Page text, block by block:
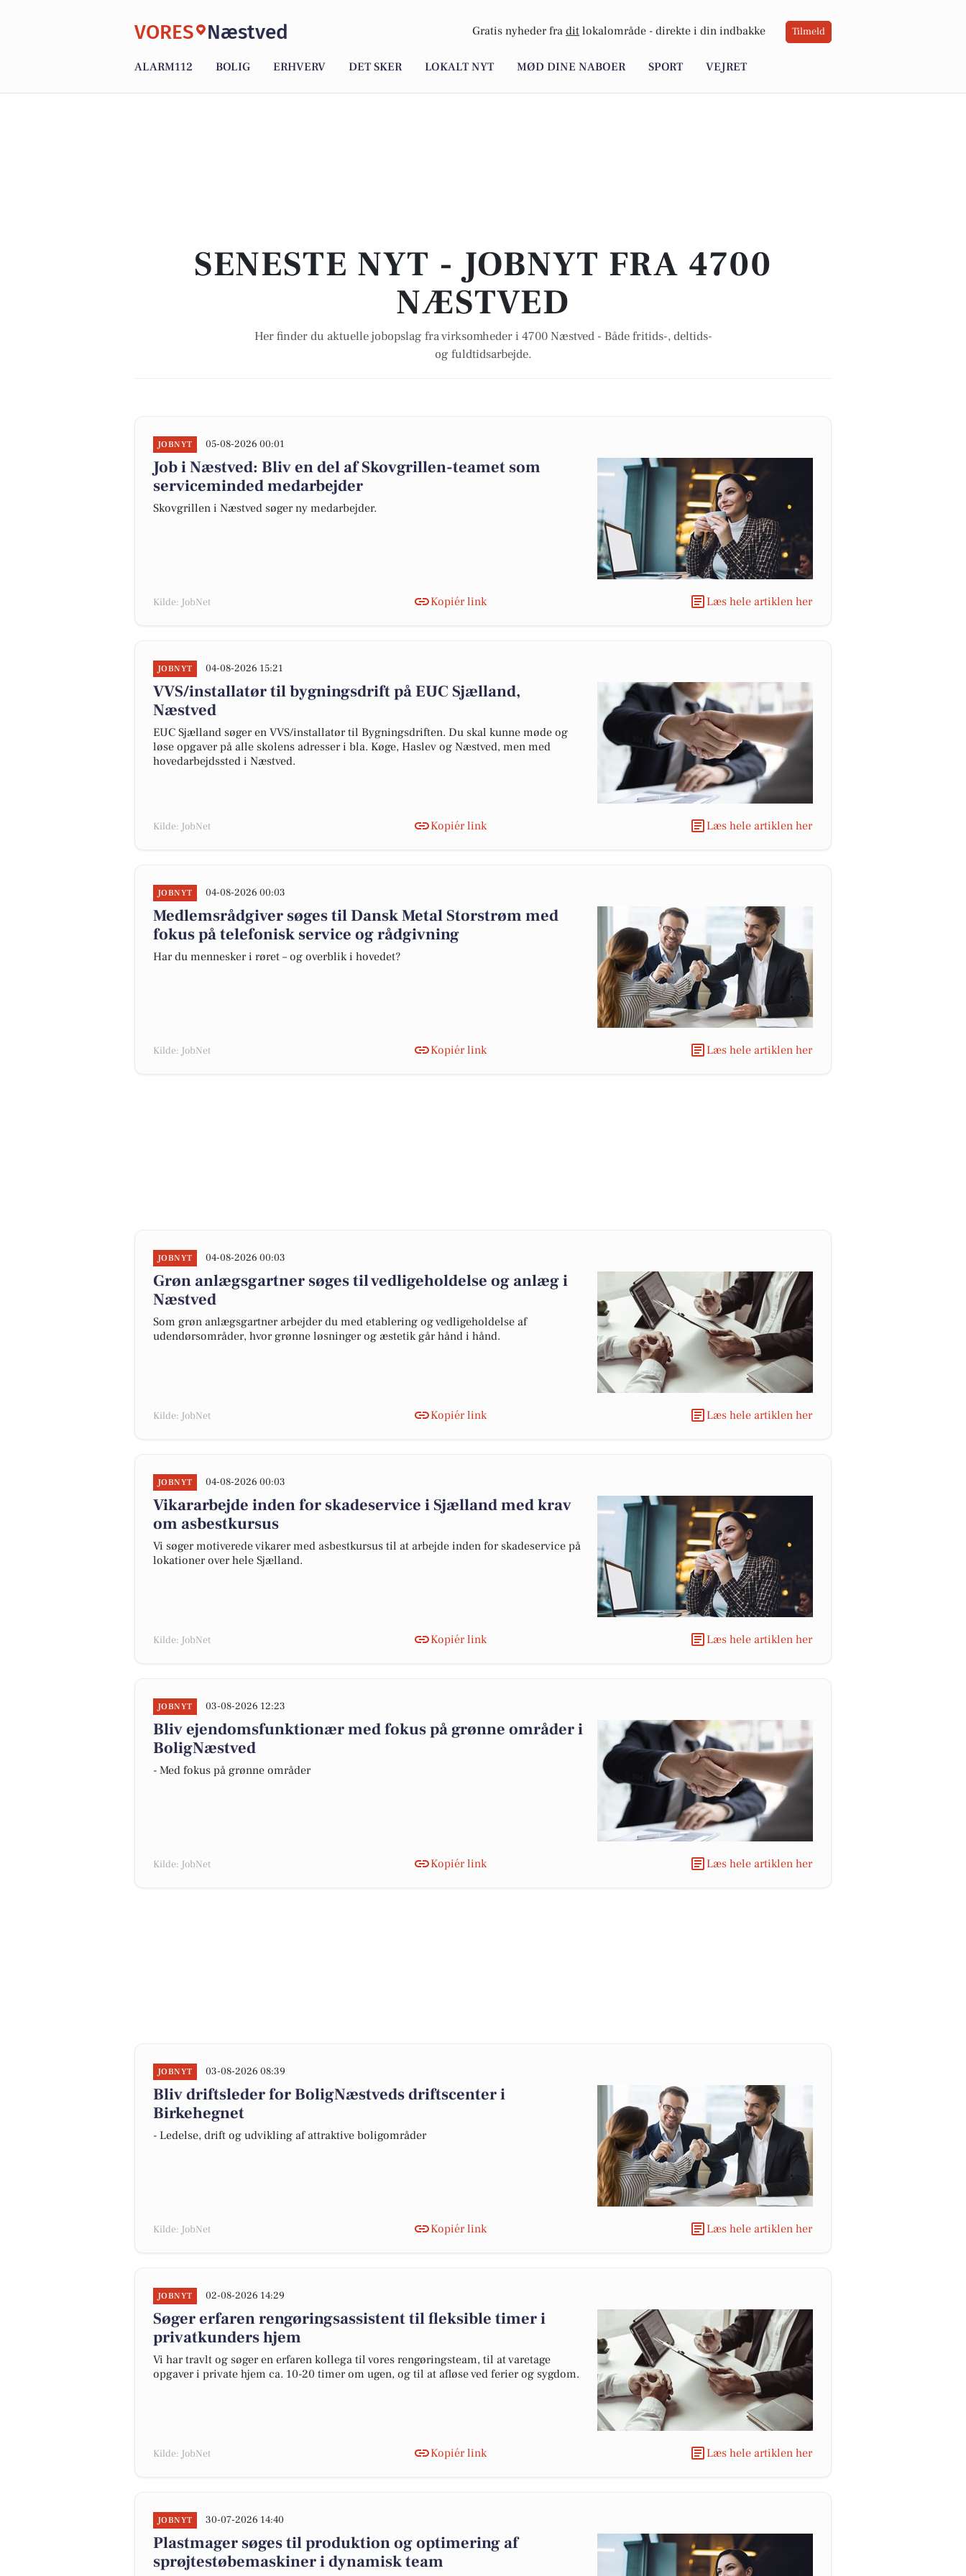
VORES Næstved Gratis nyheder fra dit lokalområde - direkte i din indbakke Tilmeld
ALARM112 BOLIG ERHVERV DET SKER LOKALT NYT MØD DINE NABOER SPORT VEJRET
SENESTE NYT - JOBNYT FRA 4700
NÆSTVED
Her finder du aktuelle jobopslag fra virksomheder i 4700 Næstved - Både fritids-, deltids-
og fuldtidsarbejde.
JOBNYT 05-08-2026 00:01
Job i Næstved: Bliv en del af Skovgrillen-teamet som
serviceminded medarbejder
Skovgrillen i Næstved søger ny medarbejder.
Kilde: JobNet Kopiér link Læs hele artiklen her
JOBNYT 04-08-2026 15:21
VVS/installatør til bygningsdrift på EUC Sjælland,
Næstved
EUC Sjælland søger en VVS/installatør til Bygningsdriften. Du skal kunne møde og
løse opgaver på alle skolens adresser i bla. Køge, Haslev og Næstved, men med
hovedarbejdssted i Næstved.
Kilde: JobNet Kopiér link Læs hele artiklen her
JOBNYT 04-08-2026 00:03
Medlemsrådgiver søges til Dansk Metal Storstrøm med
fokus på telefonisk service og rådgivning
Har du mennesker i røret – og overblik i hovedet?
Kilde: JobNet Kopiér link Læs hele artiklen her
JOBNYT 04-08-2026 00:03
Grøn anlægsgartner søges til vedligeholdelse og anlæg i
Næstved
Som grøn anlægsgartner arbejder du med etablering og vedligeholdelse af
udendørsområder, hvor grønne løsninger og æstetik går hånd i hånd.
Kilde: JobNet Kopiér link Læs hele artiklen her
JOBNYT 04-08-2026 00:03
Vikararbejde inden for skadeservice i Sjælland med krav
om asbestkursus
Vi søger motiverede vikarer med asbestkursus til at arbejde inden for skadeservice på
lokationer over hele Sjælland.
Kilde: JobNet Kopiér link Læs hele artiklen her
JOBNYT 03-08-2026 12:23
Bliv ejendomsfunktionær med fokus på grønne områder i
BoligNæstved
- Med fokus på grønne områder
Kilde: JobNet Kopiér link Læs hele artiklen her
JOBNYT 03-08-2026 08:39
Bliv driftsleder for BoligNæstveds driftscenter i
Birkehegnet
- Ledelse, drift og udvikling af attraktive boligområder
Kilde: JobNet Kopiér link Læs hele artiklen her
JOBNYT 02-08-2026 14:29
Søger erfaren rengøringsassistent til fleksible timer i
privatkunders hjem
Vi har travlt og søger en erfaren kollega til vores rengøringsteam, til at varetage
opgaver i private hjem ca. 10-20 timer om ugen, og til at afløse ved ferier og sygdom.
Kilde: JobNet Kopiér link Læs hele artiklen her
JOBNYT 30-07-2026 14:40
Plastmager søges til produktion og optimering af
sprøjtestøbemaskiner i dynamisk team